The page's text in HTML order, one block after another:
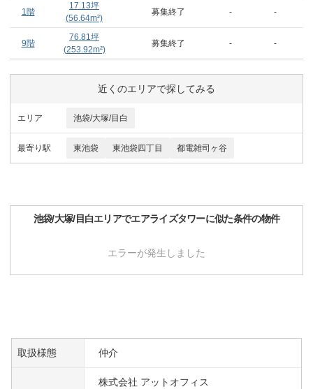
1階
17.13坪
(56.64m²)
募集終了 - -
9階
76.81坪
(253.92m²)
募集終了 - -
近くのエリアで探してみる
エリア 池袋/大塚/目白
最寄り駅 東池袋 東池袋四丁目 都電雑司ヶ谷
池袋/大塚/目白エリアでエアライズタワーに似た条件の物件
エラーが発生しました
取扱様態 仲介
株式会社 アットオフィス